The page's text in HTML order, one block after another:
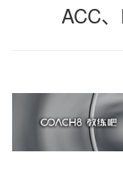
ACC